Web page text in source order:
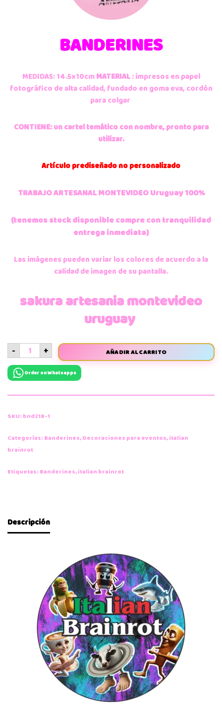
BANDERINES
MEDIDAS: 14.5x10cmMATERIAL: impresos en papel
fotográfico de alta calidad, fundado en goma eva, cordón
para colgar
CONTIENE: un cartel temático con nombre, pronto para
utilizar.
Artículoprediseñado no personalizado
TRABAJO ARTESANAL MONTEVIDEO Uruguay 100%
(tenemos stock disponible compre con tranquilidad
entrega inmediata)
Las imágenes pueden variar los colores de acuerdo a la
calidad de imagen de su pantalla.
sakura artesania montevideo
uruguay
- + AÑADIR AL CARRITO
Order on Whatsapps
SKU: bnd218-1
Categorías: Banderines,Decoraciones para eventos,italian
brainrot
Etiquetas: Banderines,italian brainrot
Descripción